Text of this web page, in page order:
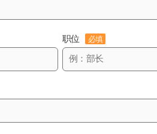
职位 必填